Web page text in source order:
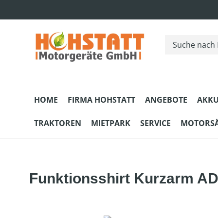
HOME FIRMA HOHSTATT ANGEBOTE
TRAKTOREN MIETPARK SERVICE
Funktionsshirt Kurzarm